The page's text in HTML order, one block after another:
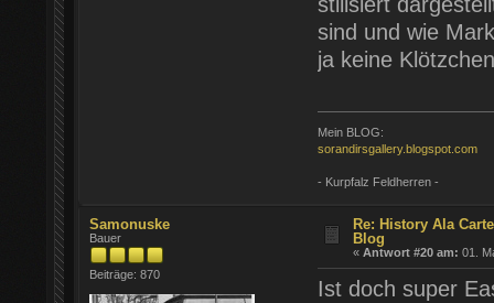
sind und wie
ja keine
Mein BLOG:
sorandirsgallery.blogspot.com
- Kurpfalz Feldherren -
Samonuske
Bauer
Beiträge: 870
Re: History Ála
Blog
«Antwort #20 am: 01.
Ist doch super